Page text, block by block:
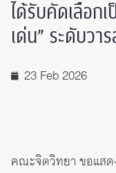
ได้รับคัดเลือ
เด่น” ระดับวา
23 Feb 2026
คณะจิตวิทยา ขอแส